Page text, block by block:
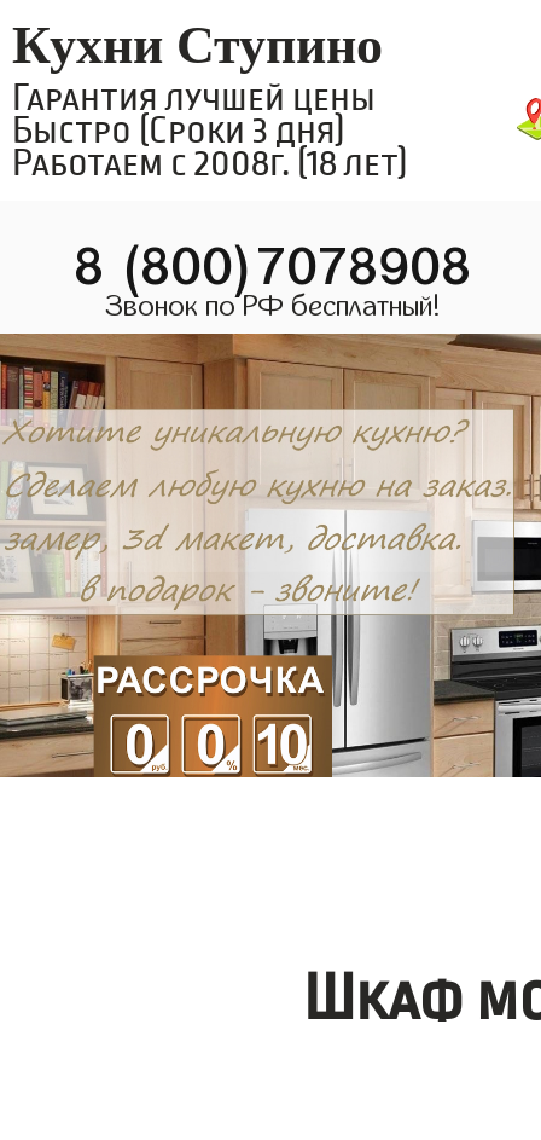
Кухни Ступино
Гарантия лучшей цены
Быстро (Сроки 3 дня)
Работаем с 2008г. (18 лет)
8 (800)7078908
Звонок по РФ бесплатный!
Шкаф